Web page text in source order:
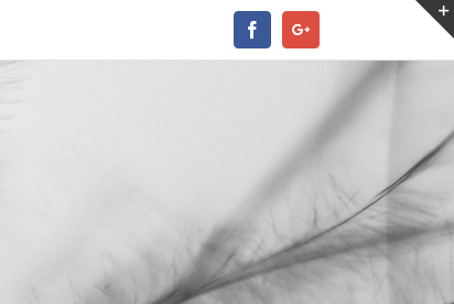
FacebookGoogle+